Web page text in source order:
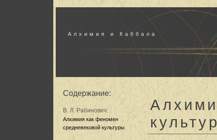
Алхимия и Каббала
Содержание:
В. Л. Рабинович:
Алхимия как феномен
средневековой культуры